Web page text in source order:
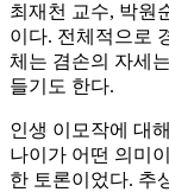
최재천 교수, 박원
이다. 전체적으로
체는 겸손의 자세
들기도 한다.
인생 이모작에 대
나이가 어떤 의미
한 토론이었다. 추